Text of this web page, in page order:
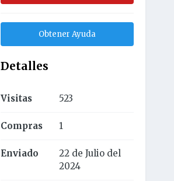
Obtener Ayuda
Detalles
Visitas 523
Compras 1
Enviado
22 de Julio del
2024